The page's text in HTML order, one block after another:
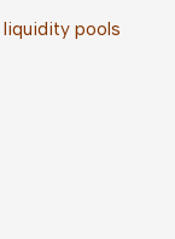
pools